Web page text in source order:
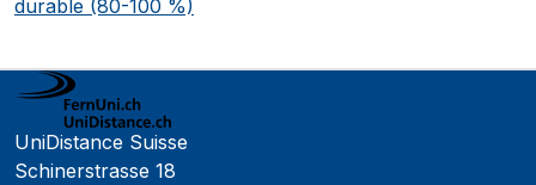
durable (80-100 %)
UniDistance Suisse
Schinerstrasse 18